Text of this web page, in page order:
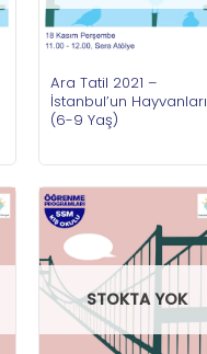
Ara Tatil 2021 –
İstanbul’un Hayvanları
(6-9 Yaş)
STOKTA YOK